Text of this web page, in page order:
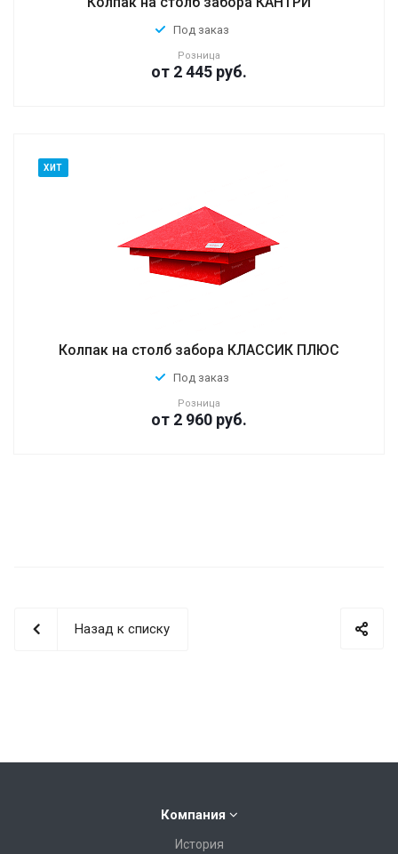
Под заказ
Розница
от 2 445 руб.
ХИТ
Колпак на столб забора КЛАССИК ПЛЮС
Под заказ
Розница
от 2 960 руб.
Назад к списку
Компания
История